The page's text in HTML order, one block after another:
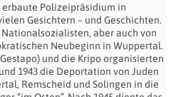
erbaute Polizeipräsidium in
Gesichtern – und Geschichten.
aber auch von
Neubeginn in Wuppertal.
und die Kripo organisierten
1943 die Deportation von Juden
Remscheid und Solingen in die